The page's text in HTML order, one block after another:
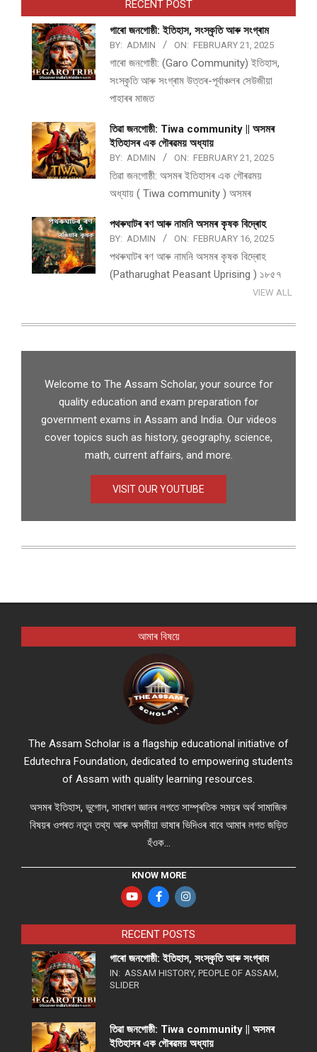
RECENT POST
গাৰো জনগোষ্ঠী: ইতিহাস, সংস্কৃতি আৰু সংগ্ৰাম
BY: ADMIN ON: FEBRUARY 21, 2025
গাৰো জনগোষ্ঠী: (Garo Community) ইতিহাস,
সংস্কৃতি আৰু সংগ্ৰাম উত্তৰ-পূৰ্বাঞ্চলৰ সেউজীয়া
পাহাৰৰ মাজত
তিৱা জনগোষ্ঠী: Tiwa community || অসমৰ
ইতিহাসৰ এক গৌৰৱময় অধ্যায়
BY: ADMIN ON: FEBRUARY 21, 2025
তিৱা জনগোষ্ঠী: অসমৰ ইতিহাসৰ এক গৌৰৱময়
অধ্যায় ( Tiwa community ) অসমৰ
পথ​ৰুঘাট​ৰ ৰণ আৰু নামনি অসম​ৰ কৃষক বিদ্ৰোহ​
BY: ADMIN ON: FEBRUARY 16, 2025
পথ​ৰুঘাট​ৰ ৰণ আৰু নামনি অসম​ৰ কৃষক বিদ্ৰোহ​
(Patharughat Peasant Uprising ) ১৮৫৭
VIEW ALL
Welcome to The Assam Scholar, your source for
quality education and exam preparation for
government exams in Assam and India. Our videos
cover topics such as history, geography, science,
math, current affairs, and more.
VISIT OUR YOUTUBE
আমাৰ বিষয়ে
The Assam Scholar is a flagship educational initiative of
Edutechra Foundation, dedicated to empowering students
of Assam with quality learning resources.
অসমৰ ইতিহাস, ভুগোল, সাধাৰণ জ্ঞানৰ লগতে সাম্প্ৰতিক সময়ৰ অৰ্থ সামাজিক
বিষয়ৰ ওপৰত নতুন তথ্য আৰু অসমীয়া ভাষাৰ ভিদিওৰ বাবে আমাৰ লগত জড়িত
হঁওক...
KNOW MORE
RECENT POSTS
গাৰো জনগোষ্ঠী: ইতিহাস, সংস্কৃতি আৰু সংগ্ৰাম
IN: ASSAM HISTORY, PEOPLE OF ASSAM,
SLIDER
তিৱা জনগোষ্ঠী: Tiwa community || অসমৰ
ইতিহাসৰ এক গৌৰৱময় অধ্যায়